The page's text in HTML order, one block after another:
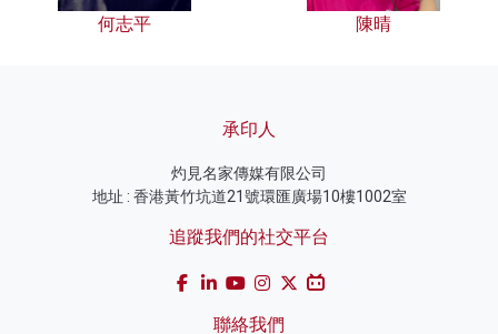
何志平 陳晴
承印人
灼見名家傳媒有限公司
地址 : 香港黃竹坑道21號環匯廣場10樓1002室
追蹤我們的社交平台
聯絡我們